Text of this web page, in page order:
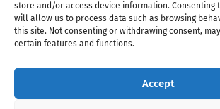
store and/or access device information. Consenting
will allow us to process data such as browsing
this site. Not consenting or withdrawing consent,
certain features and functions.
Accept